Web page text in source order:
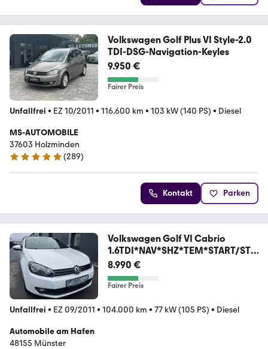
Volkswagen Golf Plus VI Style-2.0
TDI-DSG-Navigation-Keyles
9.950 €
Fairer Preis
Unfallfrei • EZ 10/2011 • 116.600 km • 103 kW (140 PS) • Diesel
MS-AUTOMOBILE
37603 Holzminden
4.9 Sterne
(289)
Kontakt Parken
Volkswagen Golf VI Cabrio
1.6TDI*NAV*SHZ*TEM*START/STO
P*PDC
8.990 €
Fairer Preis
Unfallfrei • EZ 09/2011 • 104.000 km • 77 kW (105 PS) • Diesel
Automobile am Hafen
48155 Münster